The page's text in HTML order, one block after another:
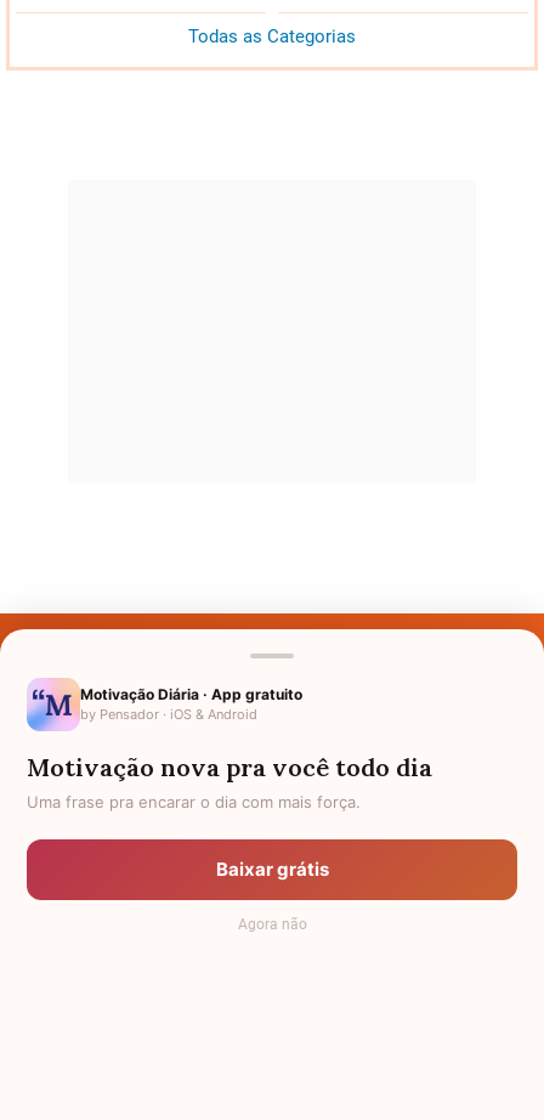
Todas as Categorias
Nomes pelo Mundo
Política de Privacidade
Anuncie
Termos de Uso
Motivação Diária · App gratuito
by Pensador · iOS & Android
Motivação nova pra você todo dia
Uma frase pra encarar o dia com mais força.
Baixar grátis
Agora não